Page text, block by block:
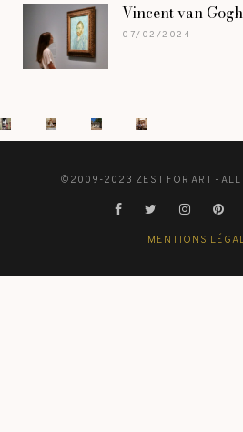
Vincent van
07/02/2024
©2009-2023 ZEST FOR ART - ALL
MENTIONS